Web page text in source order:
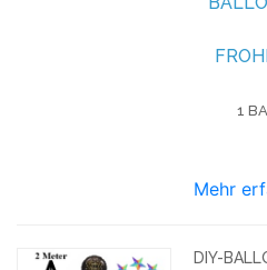
1
Mehr
DIY-